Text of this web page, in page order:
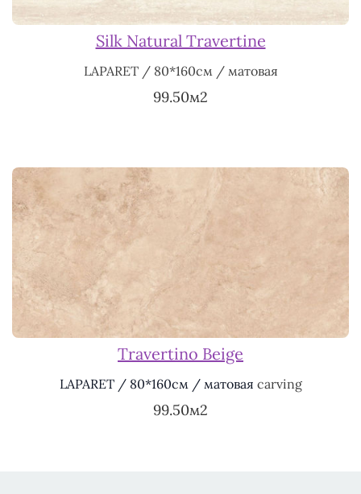
Silk Natural Travertine
LAPARET / 80*160см / матовая
99.50м2
Travertino Beige
LAPARET / 80*160см / матовая carving
99.50м2